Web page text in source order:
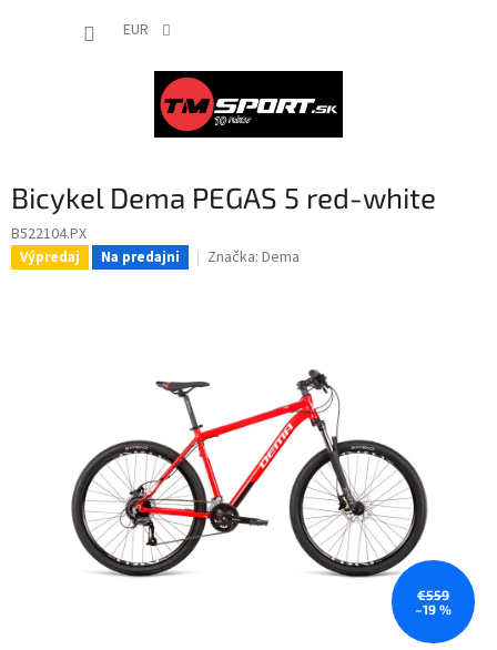
EUR
Bicykel Dema PEGAS 5 red-white
B522104.PX
Výpredaj Na predajni Značka: Dema
€559
–19 %